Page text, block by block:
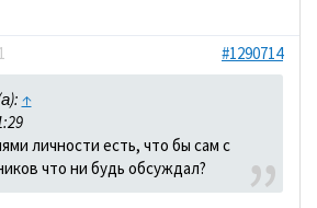
#1290714
↑
личности есть, что бы сам с
что ни будь обсуждал?